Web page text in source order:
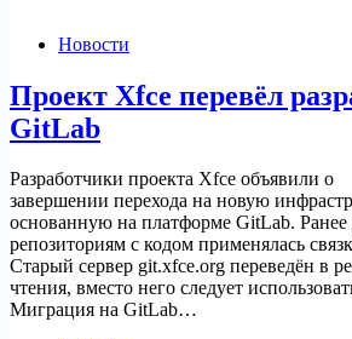
Новости
Проект Xfce перевёл
GitLab
Разработчики проекта Xfce объявили о
завершении перехода на новую
основанную на платформе GitLab. Ранее
репозиториям с кодом применялась
Старый сервер git.xfce.org переведён в
чтения, вместо него следует
Миграция на GitLab…